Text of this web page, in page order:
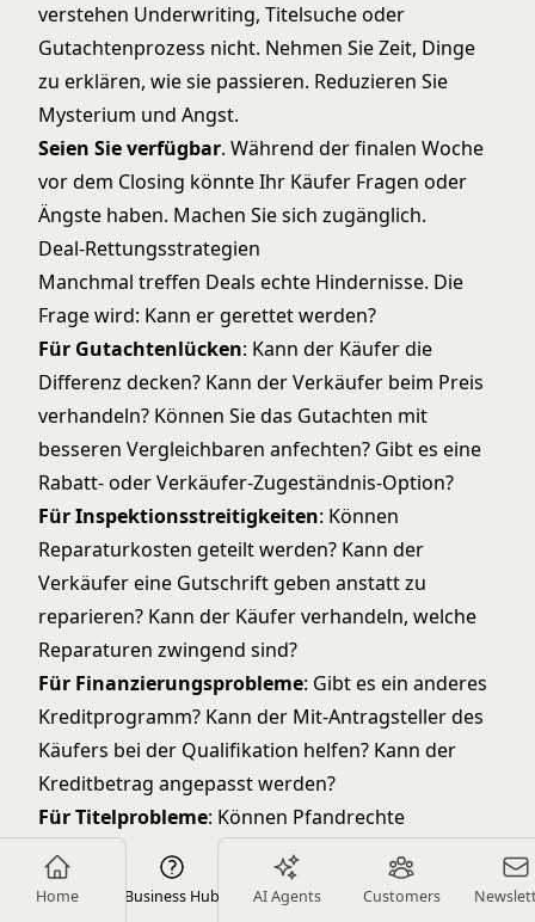
Home Business Hub AI Agents Customers
verstehen Underwriting, Titelsuche oder
Gutachtenprozess nicht. Nehmen Sie Zeit, Dinge
zu erklären, wie sie passieren. Reduzieren Sie
Mysterium und Angst.
Seien Sie verfügbar. Während der finalen Woche
vor dem Closing könnte Ihr Käufer Fragen oder
Ängste haben. Machen Sie sich zugänglich.
Deal-Rettungsstrategien
Manchmal treffen Deals echte Hindernisse. Die
Frage wird: Kann er gerettet werden?
Für Gutachtenlücken: Kann der Käufer die
Differenz decken? Kann der Verkäufer beim Preis
verhandeln? Können Sie das Gutachten mit
besseren Vergleichbaren anfechten? Gibt es eine
Rabatt- oder Verkäufer-Zugeständnis-Option?
Für Inspektionsstreitigkeiten: Können
Reparaturkosten geteilt werden? Kann der
Verkäufer eine Gutschrift geben anstatt zu
reparieren? Kann der Käufer verhandeln, welche
Reparaturen zwingend sind?
Für Finanzierungsprobleme: Gibt es ein anderes
Kreditprogramm? Kann der Mit-Antragsteller des
Käufers bei der Qualifikation helfen? Kann der
Kreditbetrag angepasst werden?
Für Titelprobleme: Können Pfandrechte
ausgezahlt werden? Können Ansprüche gelöst
werden? Kann Versicherung für das Problem